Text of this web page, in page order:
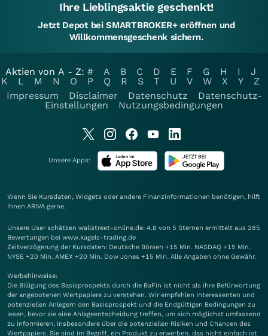
Ihre Lieblingsaktie geschenkt!
Jetzt Depot bei SMARTBROKER+ eröffnen und
Willkommensgeschenk sichern.
Aktien von A - Z: # A B C D E F G H I
J
K
L M N O P Q R S T U V W X Y
Z
Impressum
Disclaimer Datenschutz
Datenschutz-
Einstellungen
Nutzungsbedingungen
Unsere Apps:
Wenn Sie Kursdaten, Widgets oder andere Finanzinformationen benötigen, hilft
Ihnen ARIVA gerne.
Unsere User schätzen wallstreet-online.de: 4.8 von 5 Sternen ermittelt aus 285
Bewertungen bei www.kagels-trading.de
Zeitverzögerung der Kursdaten: Deutsche Börsen +15 Min. NASDAQ +15 Min.
NYSE +20 Min. AMEX +20 Min. Dow Jones +15 Min. Alle Angaben ohne Gewähr.
Werbehinweise:
Die Billigung des Basisprospekts durch die BaFin ist nicht als ihre Befürwortung
der angebotenen Wertpapiere zu verstehen. Wir empfehlen Interessenten und
potenziellen Anlegern den Basisprospekt und die Endgültigen Bedingungen zu
lesen, bevor sie eine Anlageentscheidung treffen, um sich möglichst umfassend
zu informieren, insbesondere über die potenziellen Risiken und Chancen des
Wertpapiers. Sie sind im Begriff, ein Produkt zu erwerben, das nicht einfach ist